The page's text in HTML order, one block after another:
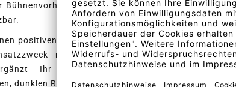
Bühnenvorhang aus Samt für Theatervorhänge oder
positiven Eigenschaften auch für den Wohnbereich
macht Tous Ihre Couchlandschaft als
Ihr Heimkino oder sorgt als Dimout
dunklen Raum.